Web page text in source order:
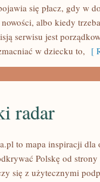
się płacz, gdy w
albo kiedy
serwisu jest
w dziecku to, [
radar
to mapa inspiracji
Polskę od
się z użytecznymi